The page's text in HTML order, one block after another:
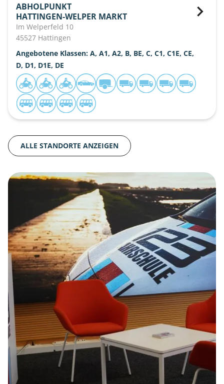
ABHOLPUNKT
HATTINGEN-WELPER MARKT
Im Welperfeld 10
45527 Hattingen
Angebotene Klassen: A, A1, A2, B, BE, C, C1, C1E, CE,
D, D1, D1E, DE
ALLE STANDORTE ANZEIGEN